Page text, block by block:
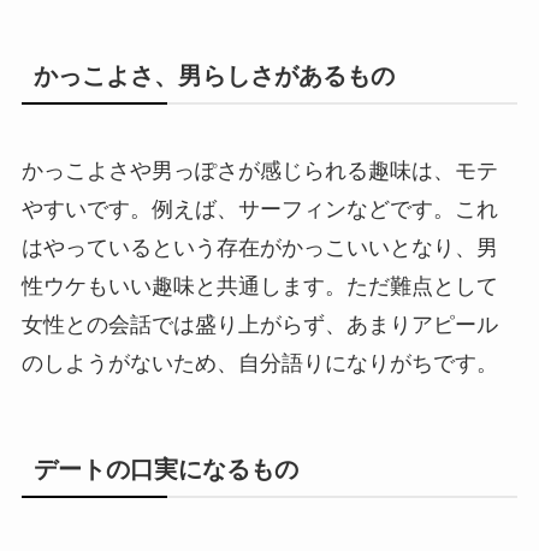
かっこよさ、男らしさがあるもの
かっこよさや男っぽさが感じられる趣味は、モテ
やすいです。例えば、サーフィンなどです。これ
はやっているという存在がかっこいいとなり、男
性ウケもいい趣味と共通します。ただ難点として
女性との会話では盛り上がらず、あまりアピール
のしようがないため、自分語りになりがちです。
デートの口実になるもの